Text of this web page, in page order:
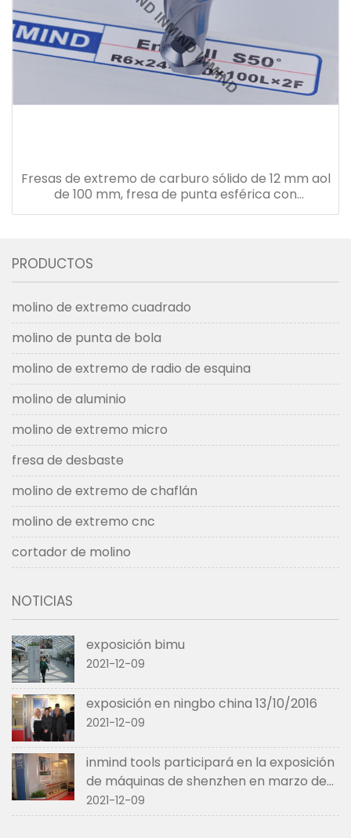
Fresas de extremo de carburo sólido de 12 mm aol
de 100 mm, fresa de punta esférica con
revestimiento tialn hrc50
PRODUCTOS
molino de extremo cuadrado
molino de punta de bola
molino de extremo de radio de esquina
molino de aluminio
molino de extremo micro
fresa de desbaste
molino de extremo de chaflán
molino de extremo cnc
cortador de molino
NOTICIAS
exposición bimu
2021-12-09
exposición en ningbo china 13/10/2016
2021-12-09
inmind tools participará en la exposición
de máquinas de shenzhen en marzo de
2017.
2021-12-09